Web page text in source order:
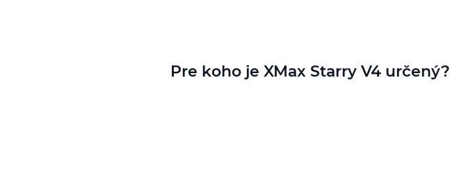
Pre koho je XMax Starry V4 určený?